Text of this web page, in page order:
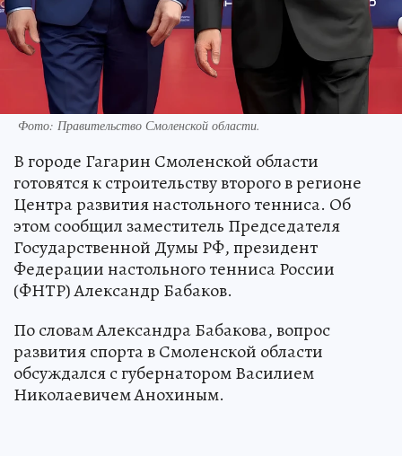
Фото: Правительство Смоленской области.
В городе Гагарин Смоленской области
готовятся к строительству второго в регионе
Центра развития настольного тенниса. Об
этом сообщил заместитель Председателя
Государственной Думы РФ, президент
Федерации настольного тенниса России
(ФНТР) Александр Бабаков.
По словам Александра Бабакова, вопрос
развития спорта в Смоленской области
обсуждался с губернатором Василием
Николаевичем Анохиным.